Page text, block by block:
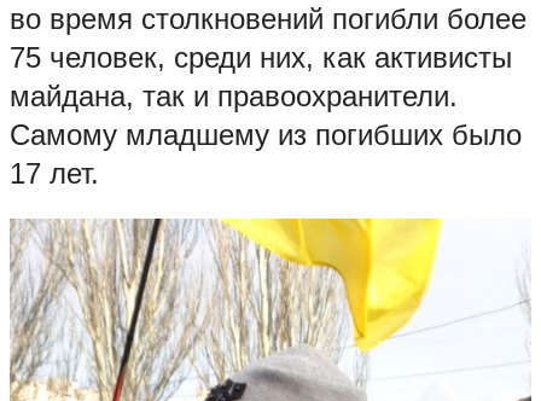
во время столкновений погибли более
75 человек, среди них, как активисты
майдана, так и правоохранители.
Самому младшему из погибших было
17 лет.